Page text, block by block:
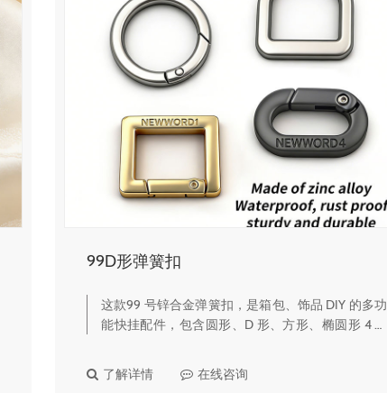
99D形弹簧扣
这款99 号锌合金弹簧扣，是箱包、饰品 DIY 的多功
能快挂配件，包含圆形、D 形、方形、椭圆形 4 种
用性兼备。🔹 核心产品亮点多造型 + 多色选择同系
列覆盖圆形、D 形、…
了解详情 在线咨询